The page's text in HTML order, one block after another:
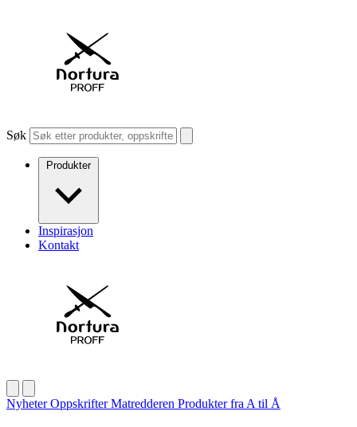
Søk
Produkter
Inspirasjon
Kontakt
NyheterOppskrifterMatredderen Produkter fra A til Å